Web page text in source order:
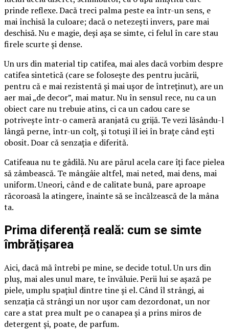
prinde reflexe. Dacă treci palma peste ea într-un sens, e
mai închisă la culoare; dacă o netezești invers, pare mai
deschisă. Nu e magie, deși așa se simte, ci felul în care stau
firele scurte și dense.
Un urs din material tip catifea, mai ales dacă vorbim despre
catifea sintetică (care se folosește des pentru jucării,
pentru că e mai rezistentă și mai ușor de întreținut), are un
aer mai „de decor”, mai matur. Nu în sensul rece, nu ca un
obiect care nu trebuie atins, ci ca un cadou care se
potrivește într-o cameră aranjată cu grijă. Te vezi lăsându-l
lângă perne, într-un colț, și totuși îl iei în brațe când ești
obosit. Doar că senzația e diferită.
Catifeaua nu te gâdilă. Nu are părul acela care îți face pielea
să zâmbească. Te mângâie altfel, mai neted, mai dens, mai
uniform. Uneori, când e de calitate bună, pare aproape
răcoroasă la atingere, înainte să se încălzească de la mâna
ta.
Prima diferență reală: cum se simte
îmbrățișarea
Aici, dacă mă întrebi pe mine, se decide totul. Un urs din
pluș, mai ales unul mare, te învăluie. Perii lui se așază pe
piele, umplu spațiul dintre tine și el. Când îl strângi, ai
senzația că strângi un nor ușor cam dezordonat, un nor
care a stat prea mult pe o canapea și a prins miros de
detergent și, poate, de parfum.